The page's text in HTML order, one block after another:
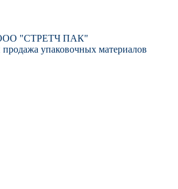
"СТРЕТЧ ПАК"
упаковочных материалов